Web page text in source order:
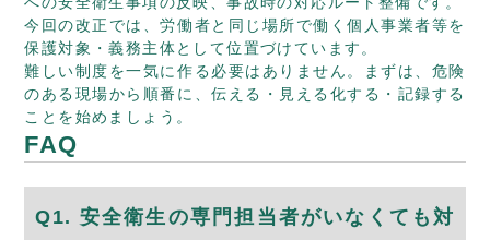
今回の改正では、労働者と同じ場所で働く個人事業者等を
保護対象・義務主体として位置づけています。
難しい制度を一気に作る必要はありません。まずは、危険
のある現場から順番に、伝える・見える化する・記録する
ことを始めましょう。
FAQ
Q1. 安全衛生の専門担当者がいなくても対